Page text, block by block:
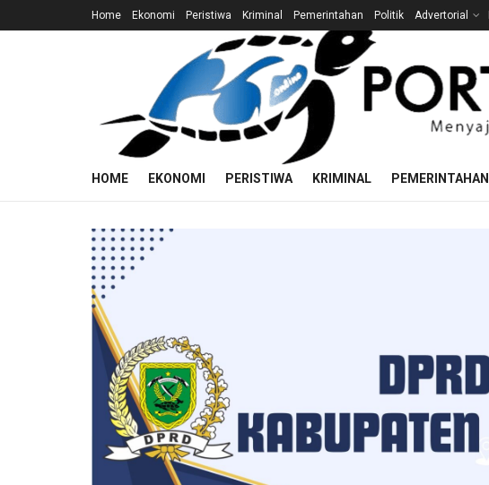
Home Ekonomi Peristiwa Kriminal Pemerintahan Politik Advertorial
HOME EKONOMI PERISTIWA KRIMINAL PEMERINTAHAN